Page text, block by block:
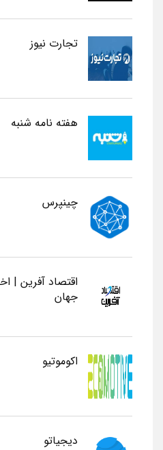
تجارت نیوز
هفته نامه شنبه
چینپرس
اقتصاد آفرین |
جهان
اکوموتیو
دیجیاتو